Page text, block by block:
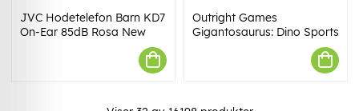
JVC Hodetelefon Barn KD7
On-Ear 85dB Rosa New
Outright Games
Gigantosaurus: Dino Sports